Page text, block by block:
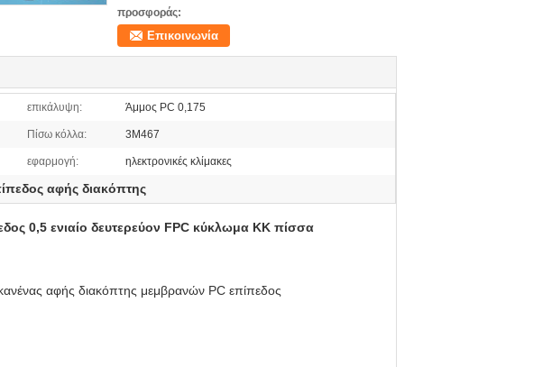
προσφοράς:
Επικοινωνία
επικάλυψη: Άμμος PC 0,175
Πίσω κόλλα: 3M467
εφαρμογή: ηλεκτρονικές κλίμακες
αφής διακόπτης
0,5 ενιαίο δευτερεύον FPC κύκλωμα ΚΚ πίσσα
αφής διακόπτης μεμβρανών PC επίπεδος